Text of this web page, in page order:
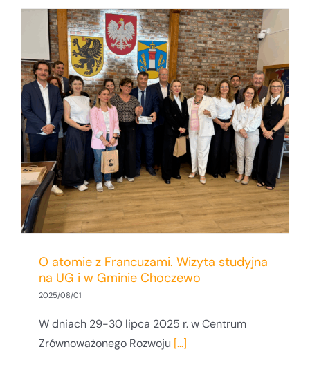
O atomie z Francuzami. Wizyta studyjna
na UG i w Gminie Choczewo
2025/08/01
W dniach 29-30 lipca 2025 r. w Centrum
Zrównoważonego Rozwoju [...]